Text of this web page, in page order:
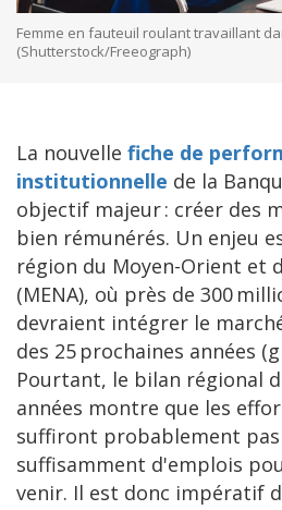
Femme en fauteuil roulant travaillant
(Shutterstock/Freeograph)
La nouvelle fiche de
institutionnelle de la
objectif majeur : créer des
bien rémunérés. Un enjeu
région du Moyen-Orient et
(MENA), où près de 300
devraient intégrer le
des 25 prochaines années
Pourtant, le bilan régional
années montre que les
suffiront probablement
suffisamment d'emplois
venir. Il est donc impératif